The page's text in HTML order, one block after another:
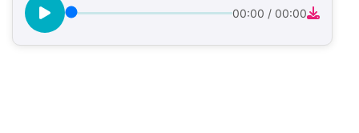
00:00 / 00:00